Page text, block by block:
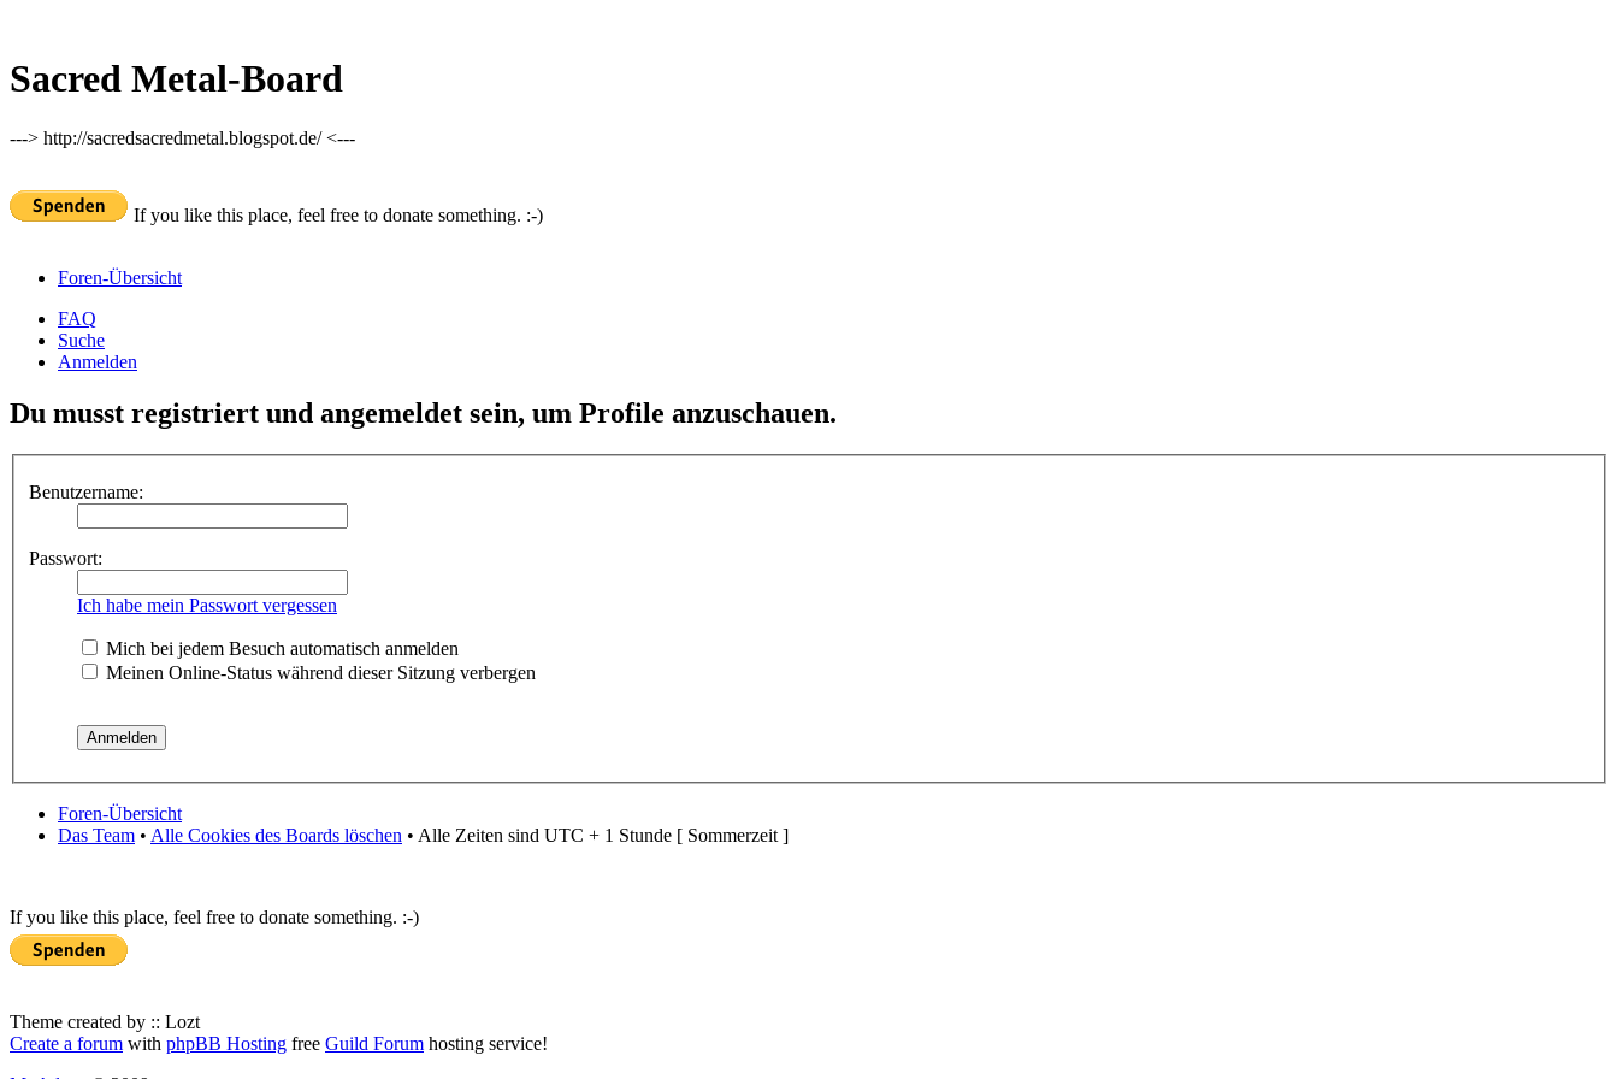
Sacred Metal-Board
---> http://sacredsacredmetal.blogspot.de/ <---
If you like this place, feel free to donate something. :-)
Foren-Übersicht
FAQ
Suche
Anmelden
Du musst registriert und angemeldet sein, um Profile anzuschauen.
Benutzername:
Passwort:
Ich habe mein Passwort vergessen
Mich bei jedem Besuch automatisch anmelden
Meinen Online-Status während dieser Sitzung verbergen
Foren-Übersicht
Das Team • Alle Cookies des Boards löschen • Alle Zeiten sind UTC + 1 Stunde [ Sommerzeit ]
If you like this place, feel free to donate something. :-)
Theme created by :: Lozt
Create a forum with phpBB Hosting free Guild Forum hosting service!